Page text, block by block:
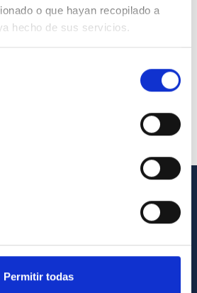
o que hayan recopilado a
hecho de sus servicios.
Permitir todas